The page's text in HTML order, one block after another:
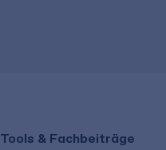
Tools & Fachbeiträge